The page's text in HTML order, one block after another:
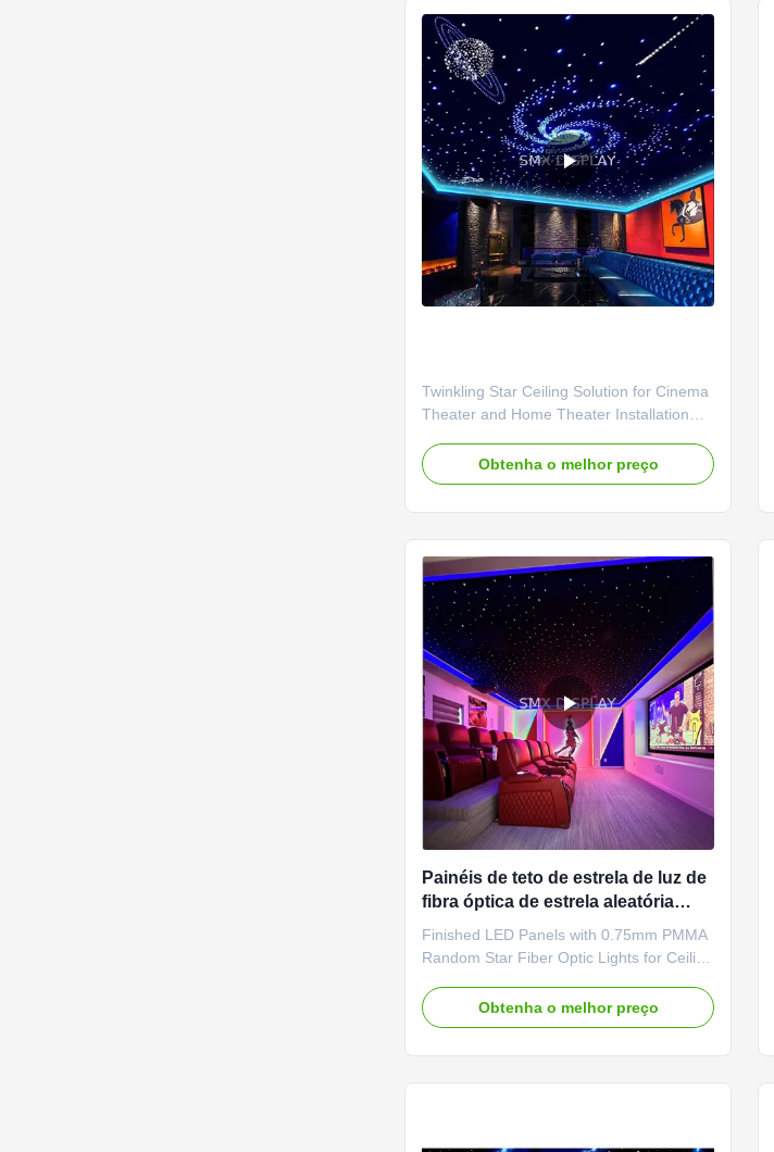
Twinkling Star Ceiling Solution for Cinema
Theater and Home Theater Installation
panels redefine convenience. Designed
for a seamless and quick installation
Obtenha o melhor preço
Painéis de teto de estrela de luz de
fibra óptica de estrela aleatória
PMMA de 0,75 mm para cinema em
casa
Finished LED Panels with 0.75mm PMMA
Random Star Fiber Optic Lights for Ceiling
panels are designed for quick and hassle-
free installation, making them ideal for
Obtenha o melhor preço